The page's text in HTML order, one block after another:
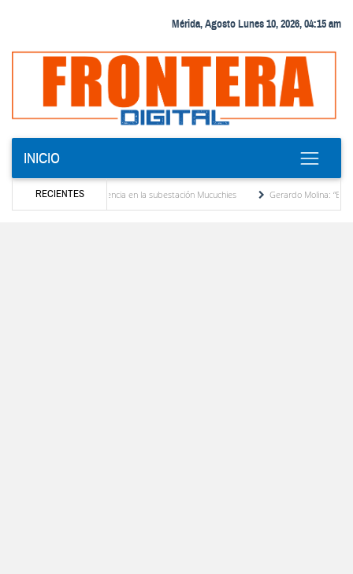
Mérida, Agosto Lunes 10, 2026, 04:15 am
INICIO
RECIENTES
de potencia en la subestación Mucuchies
Gerardo Molina: “El